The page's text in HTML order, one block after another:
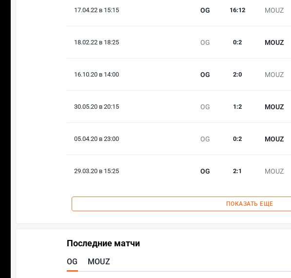
17.04.22 в 15:15 OG MOUZ
16:12
18.02.22 в 18:25 OG MOUZ
0:2
16.10.20 в 14:00 OG MOUZ
2:0
30.05.20 в 20:15 OG MOUZ
1 :2
05.04.20 в 23:00 OG MOUZ
0:2
29.03.20 в 15:25 OG MOUZ
2:1
ПОКАЗАТЬ ЕЩЕ
Последние матчи
OG MOUZ